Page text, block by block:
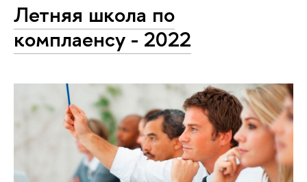
Летняя школа по
комплаенсу - 2022